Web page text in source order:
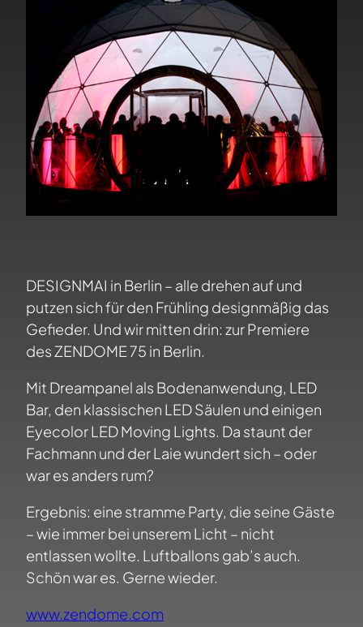
DESIGNMAI in Berlin – alle drehen auf und
putzen sich für den Frühling designmäßig das
Gefieder. Und wir mitten drin: zur Premiere
des ZENDOME 75 in Berlin.
Mit Dreampanel als Bodenanwendung, LED
Bar, den klassischen LED Säulen und einigen
Eyecolor LED Moving Lights. Da staunt der
Fachmann und der Laie wundert sich – oder
war es anders rum?
Ergebnis: eine stramme Party, die seine Gäste
– wie immer bei unserem Licht – nicht
entlassen wollte. Luftballons gab’s auch.
Schön war es. Gerne wieder.
www.zendome.com